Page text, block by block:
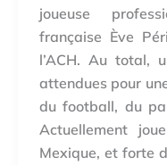
joueuse
française Ève
l’ACH. Au total,
attendues pour
du football, du
Actuellement
Mexique, et forte